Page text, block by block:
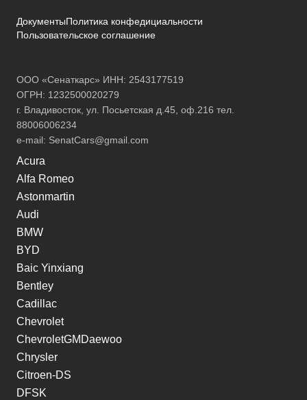
ДокументыПолитика конфедициальности
Пользовательское соглашение
ООО «Сенаткарс» ИНН: 2543177519
ОГРН: 1232500020279
г. Владивосток, ул. Посьетская д.45, оф.216 тел.
88006006234
e-mail: SenatCars@gmail.com
Acura
Alfa Romeo
Astonmartin
Audi
BMW
BYD
Baic Yinxiang
Bentley
Cadillac
Chevrolet
ChevroletGMDaewoo
Chrysler
Citroen-DS
DFSK